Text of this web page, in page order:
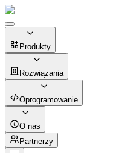
Produkty
Rozwiązania
Oprogramowanie
O nas
Partnerzy